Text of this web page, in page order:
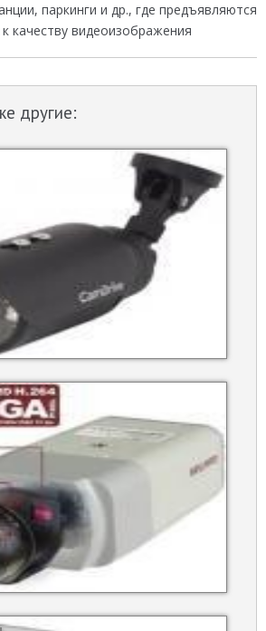
паркинги и др., где предъявляются
качеству видеоизображения
другие: